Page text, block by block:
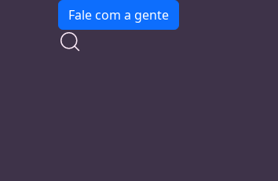
Fale com a gente